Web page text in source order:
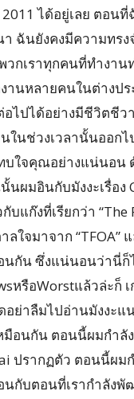
ได้อยู่เลย ตอน
ฉันยังคงมีความทรง
วกเราทุกคนที่ทำงาน
านหลายคนในต่างปร
อไปได้อย่างมีชีวิตชีว
ในช่วงเวลานั้นออก
บใจคุณอย่างแน่นอน
นผมอินกับมังงะเรื่อง
กับแก๊งที่เรียกว่า
ลใจมาจาก “TFOA”
นกัน ซึ่งแน่นอนว่านี่ก็
หรือWorstแล้วล่ะก็
อย่าลืมไปอ่านมังงะ
มือนกัน ตอนนี้ผมกำลั
ปรากฏตัว ตอนนี้ผม
นกับตอนที่เรากำลัง